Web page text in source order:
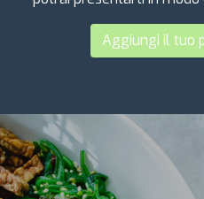
Aggiungi il tuo